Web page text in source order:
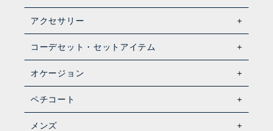
アクセサリー
コーデセット・セットアイテム
オケージョン
ペチコート
メンズ